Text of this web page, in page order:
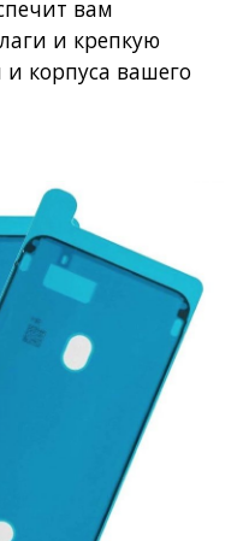
вам
и крепкую
корпуса вашего